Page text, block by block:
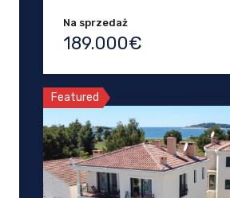
Na sprzedaż
189.000€
Featured